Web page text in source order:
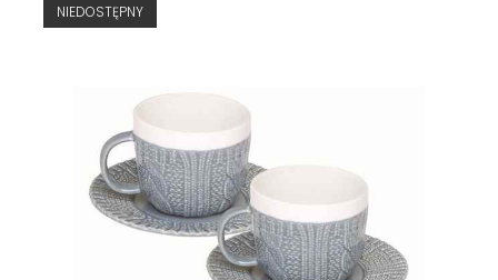
NIEDOSTĘPNY